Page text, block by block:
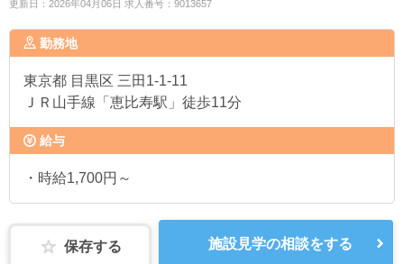
更新日：2026年04月06日 求人番号：9013657
勤務地
東京都 目黒区 三田1-1-11
ＪＲ山手線「恵比寿駅」徒歩11分
給与
・時給1,700円～
保存する 施設見学の相談をする